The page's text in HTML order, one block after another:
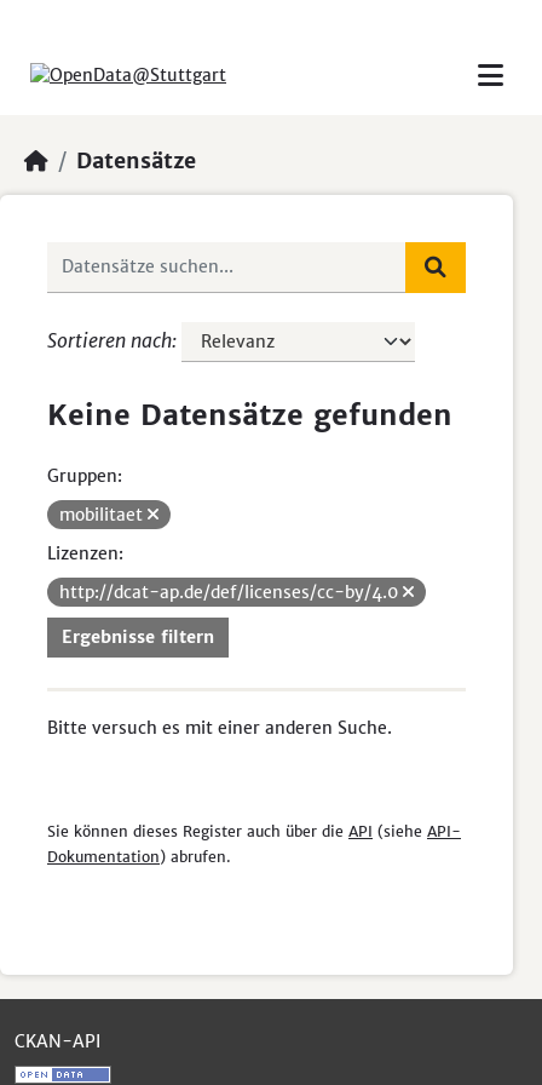
Datensätze
Sortieren nach
Keine Datensätze gefunden
Gruppen:
mobilitaet
Lizenzen:
http://dcat-ap.de/def/licenses/cc-by/4.0
Ergebnisse filtern
Bitte versuch es mit einer anderen Suche.
Sie können dieses Register auch über die API (siehe API-
Dokumentation) abrufen.
CKAN-API